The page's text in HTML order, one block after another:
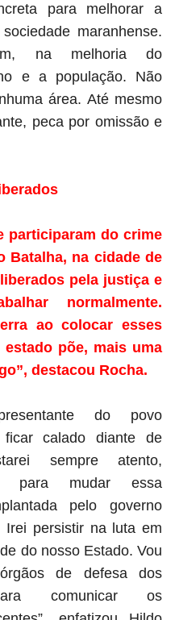
para melhorar a
maranhense.
na melhoria do
e a população. Não
área. Até mesmo
peca por omissão e
participaram do crime
Batalha, na cidade de
pela justiça e
normalmente.
ao colocar esses
estado põe, mais uma
destacou Rocha.
do povo
ficar calado diante de
sempre atento,
para mudar essa
pelo governo
Irei persistir na luta em
do nosso Estado. Vou
de defesa dos
comunicar os